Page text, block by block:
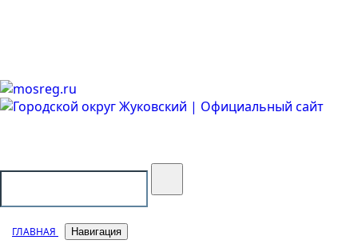
ГЛАВНАЯ Навигация